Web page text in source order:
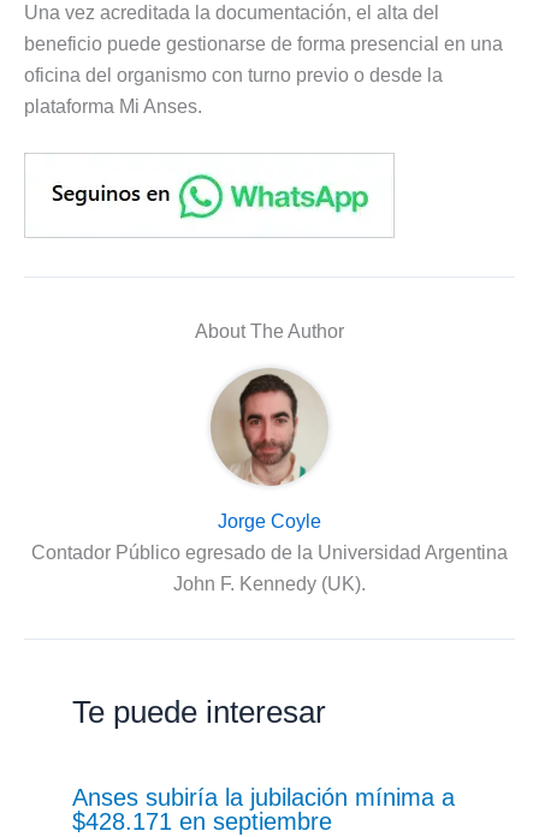
Una vez acreditada la documentación, el alta del
beneficio puede gestionarse de forma presencial en una
oficina del organismo con turno previo o desde la
plataforma Mi Anses.
About The Author
Jorge Coyle
Contador Público egresado de la Universidad Argentina
John F. Kennedy (UK).
Te puede interesar
Anses subiría la jubilación mínima a
$428.171 en septiembre